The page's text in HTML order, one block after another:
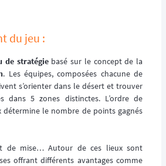
du jeu :
de stratégiebasé sur le concept de la
. Les équipes, composées chacune de
s’orienter dans le désert et trouver
dans 5 zones distinctes. L’ordre de
détermine le nombre de points gagnés
de mise… Autour de ces lieux sont
offrant différents avantages comme